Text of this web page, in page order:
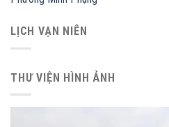
LỊCH VẠN NIÊN
THƯ VIỆN HÌNH ẢNH